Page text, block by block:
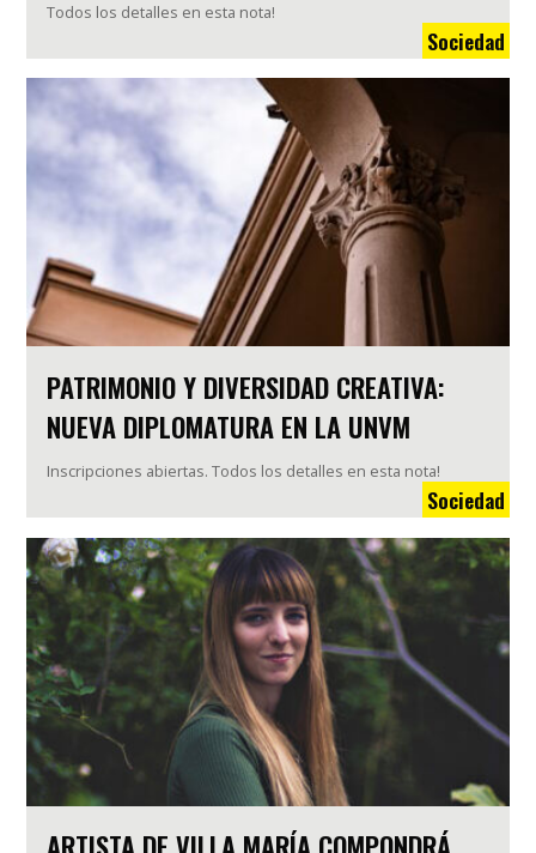
Todos los detalles en esta nota!
Sociedad
PATRIMONIO Y DIVERSIDAD CREATIVA:
NUEVA DIPLOMATURA EN LA UNVM
Inscripciones abiertas. Todos los detalles en esta nota!
Sociedad
ARTISTA DE VILLA MARÍA COMPONDRÁ